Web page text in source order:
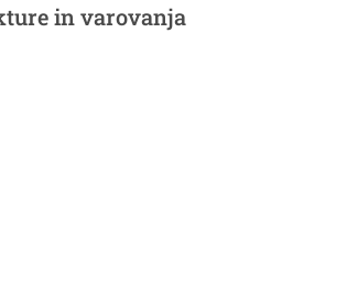
in varovanja